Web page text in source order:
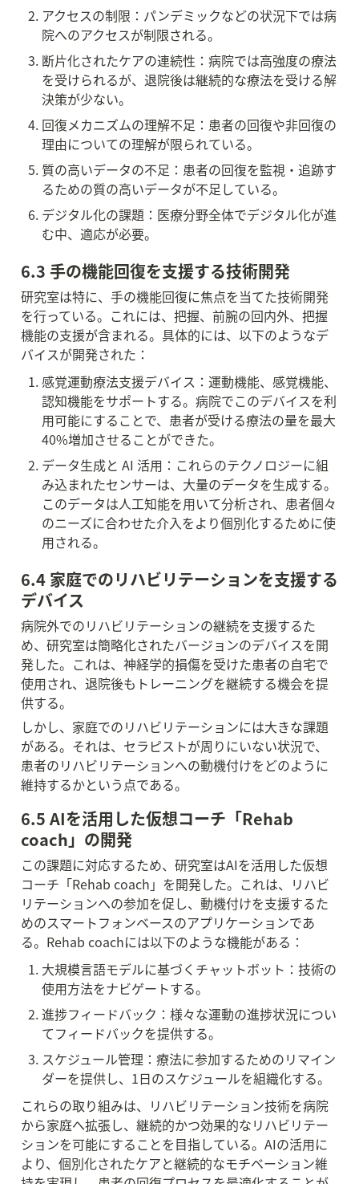
アクセスの制限：パンデミックなどの状況下では病
院へのアクセスが制限される。
断片化されたケアの連続性：病院では高強度の療法
を受けられるが、退院後は継続的な療法を受ける解
決策が少ない。
回復メカニズムの理解不足：患者の回復や非回復の
理由についての理解が限られている。
質の高いデータの不足：患者の回復を監視・追跡す
るための質の高いデータが不足している。
デジタル化の課題：医療分野全体でデジタル化が進
む中、適応が必要。
6.3 手の機能回復を支援する技術開発
研究室は特に、手の機能回復に焦点を当てた技術開発
を行っている。これには、把握、前腕の回内外、把握
機能の支援が含まれる。具体的には、以下のようなデ
バイスが開発された：
感覚運動療法支援デバイス：運動機能、感覚機能、
認知機能をサポートする。病院でこのデバイスを利
用可能にすることで、患者が受ける療法の量を最大
40%増加させることができた。
データ生成と AI 活用：これらのテクノロジーに組
み込まれたセンサーは、大量のデータを生成する。
このデータは人工知能を用いて分析され、患者個々
のニーズに合わせた介入をより個別化するために使
用される。
6.4 家庭でのリハビリテーションを支援する
デバイス
病院外でのリハビリテーションの継続を支援するた
め、研究室は簡略化されたバージョンのデバイスを開
発した。これは、神経学的損傷を受けた患者の自宅で
使用され、退院後もトレーニングを継続する機会を提
供する。
しかし、家庭でのリハビリテーションには大きな課題
がある。それは、セラピストが周りにいない状況で、
患者のリハビリテーションへの動機付けをどのように
維持するかという点である。
6.5 AIを活用した仮想コーチ「Rehab
coach」の開発
この課題に対応するため、研究室はAIを活用した仮想
コーチ「Rehab coach」を開発した。これは、リハビ
リテーションへの参加を促し、動機付けを支援するた
めのスマートフォンベースのアプリケーションであ
る。Rehab coachには以下のような機能がある：
大規模言語モデルに基づくチャットボット：技術の
使用方法をナビゲートする。
進捗フィードバック：様々な運動の進捗状況につい
てフィードバックを提供する。
スケジュール管理：療法に参加するためのリマイン
ダーを提供し、1日のスケジュールを組織化する。
これらの取り組みは、リハビリテーション技術を病院
から家庭へ拡張し、継続的かつ効果的なリハビリテー
ションを可能にすることを目指している。AIの活用に
より、個別化されたケアと継続的なモチベーション維